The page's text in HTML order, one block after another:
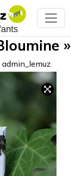
»
admin_lemuz